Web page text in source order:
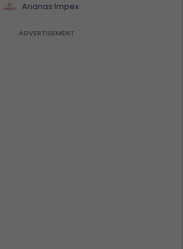
Ananas Impex